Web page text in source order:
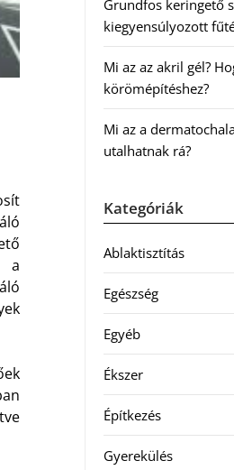
a
Grundfos keringető
kiegyensúlyozott
Mi az az akril gél?
körömépítéshez?
Mi az a
utalhatnak rá?
Kategóriák
Ablaktisztítás
Egészség
Egyéb
Ékszer
Építkezés
Gyerekülés